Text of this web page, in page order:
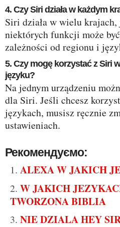
4. Czy Siri działa w każdym
Siri działa w wielu krajach, jednak dostępność
niektórych funkcji może
zależności od regionu i
5. Czy mogę korzystać z Siri w więcej niż jednym
języku?
Na jednym urządzeniu można ustawić jeden język
dla Siri. Jeśli chcesz
językach, musisz ręcznie
ustawieniach.
Рекомендуємо:
ALEXA W JAKICH
W JAKICH JEZYKACH BYLA
TWORZONA BIBLIA
NIE DZIALA HEY